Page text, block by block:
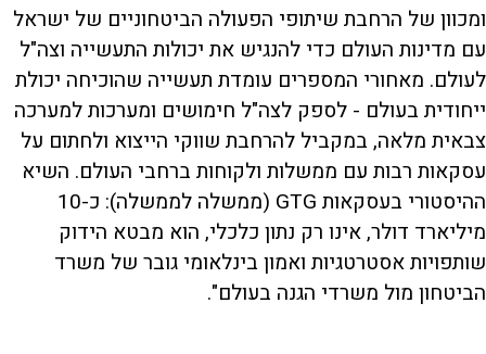
ומכוון של הרחבת שיתופי הפעולה הביטחוניים של ישראל
עם מדינות העולם כדי להנגיש את יכולות התעשייה וצה"ל
לעולם. מאחורי המספרים עומדת תעשייה שהוכיחה יכולת
ייחודית בעולם - לספק לצה"ל חימושים ומערכות למערכה
צבאית מלאה, במקביל להרחבת שווקי הייצוא ולחתום על
עסקאות רבות עם ממשלות ולקוחות ברחבי העולם. השיא
ההיסטורי בעסקאות GTG (ממשלה לממשלה): כ-10
מיליארד דולר, אינו רק נתון כלכלי, הוא מבטא הידוק
שותפויות אסטרטגיות ואמון בינלאומי גובר של משרד
הביטחון מול משרדי הגנה בעולם".